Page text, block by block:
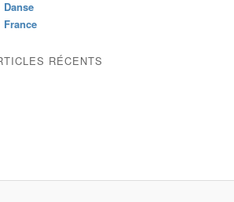
Danse
France
RÉCENTS